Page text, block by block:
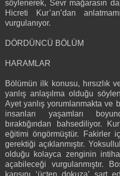
söylenerek, Sevr mağarasın
Hicreti Kur’an’dan
vurgulanıyor.
DÖRDÜNCÜ BÖLÜM
HARAMLAR
Bölümün ilk konusu, hırsızlık
yanlış anlaşılma olduğu
Ayet yanlış yorumlanmakta ve
insanları yaşamları
bıraktığından bahsediliyor.
eğitimi öngörmüştür. Fakirler
gerektiği açıklanmıştır.
olduğu kolayca zenginin
açabileceği vurgulanmıştır.
karısını ‘üçten dokuza’ şart